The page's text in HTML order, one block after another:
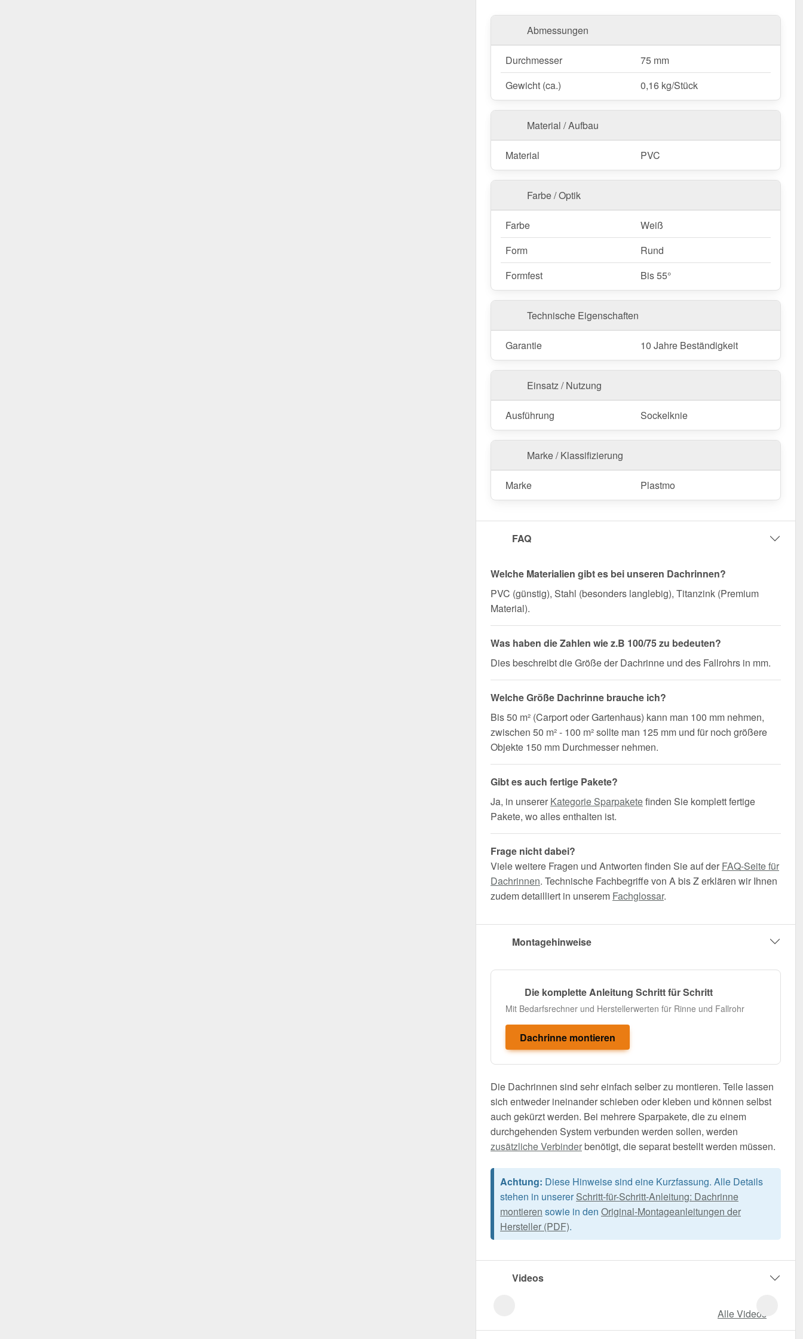
Abmessungen
Durchmesser
75 mm
Gewicht (ca.)
0,16 kg/Stück
Material / Aufbau
Material PVC
Farbe / Optik
Farbe
Weiß
Form
Rund
Formfest
Bis 55°
Technische Eigenschaften
Garantie 10 Jahre Beständigkeit
Einsatz / Nutzung
Ausführung Sockelknie
Marke / Klassifizierung
Marke Plastmo
FAQ
Welche Materialien gibt es bei unseren Dachrinnen?
PVC (günstig), Stahl (besonders langlebig), Titanzink (Premium
Material).
Was haben die Zahlen wie z.B 100/75 zu bedeuten?
Dies beschreibt die Größe der Dachrinne und des Fallrohrs in mm.
Welche Größe Dachrinne brauche ich?
Bis 50 m² (Carport oder Gartenhaus) kann man 100 mm nehmen,
zwischen 50 m² - 100 m² sollte man 125 mm und für noch größere
Objekte 150 mm Durchmesser nehmen.
Gibt es auch fertige Pakete?
Ja, in unserer Kategorie Sparpaketefinden Sie komplett fertige
Pakete, wo alles enthalten ist.
Frage nicht dabei?
Viele weitere Fragen und Antworten finden Sie auf der FAQ-Seite für
Dachrinnen. Technische Fachbegriffe von A bis Z erklären wir Ihnen
zudem detailliert in unserem Fachglossar.
Montagehinweise
Die komplette Anleitung Schritt für Schritt
Mit Bedarfsrechner und Herstellerwerten für Rinne und Fallrohr
Dachrinne montieren
Die Dachrinnen sind sehr einfach selber zu montieren. Teile lassen
sich entweder ineinander schieben oder kleben und können selbst
auch gekürzt werden. Bei mehrere Sparpakete, die zu einem
durchgehenden System verbunden werden sollen, werden
zusätzliche Verbinderbenötigt, die separat bestellt werden müssen.
Achtung: Diese Hinweise sind eine Kurzfassung. Alle Details
stehen in unserer Schritt-für-Schritt-Anleitung: Dachrinne
montieren sowie in den Original-Montageanleitungen der
Hersteller (PDF).
Videos
Alle Videos